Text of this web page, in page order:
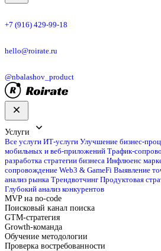
+7 (916) 429-99-18
hello@roirate.ru
@nbalashov_product
Услуги
Все услуги ИТ-услуги Улучшение бизнес-
мобильных и веб-приложений Трафик-
разработка стратегии бизнеса Инфлюенс
сопровождение Web3 & GameFi Выявление
анализ рынка Трендвотчинг Продуктовая
Глубокий анализ конкурентов
MVP на no-code
Поисковый канал поиска
GTM-стратегия
Growth-команда
Обучение методологии
Проверка востребованности